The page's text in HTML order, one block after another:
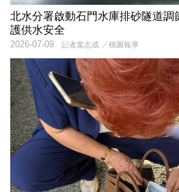
北水分署啟動石門水庫排砂隧道
護供水安全
記者葉志成 ／桃園報導
2026-07-09